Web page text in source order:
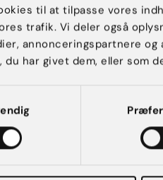
til at tilpasse vores
trafik. Vi deler også
annonceringspartnere
du har givet dem, eller som